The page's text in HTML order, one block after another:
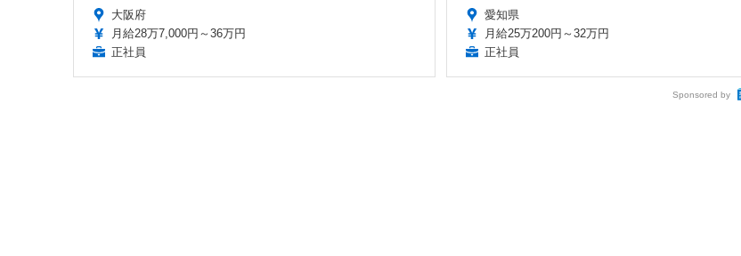
大阪府
月給28万7,000円～36万円
正社員
愛知県
月給25万200円～32万円
正社員
Sponsored by